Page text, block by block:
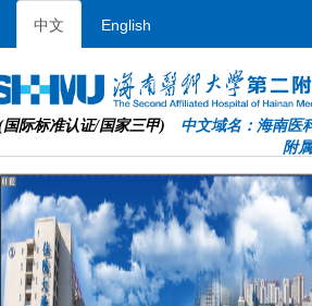
中文 English
国际标准认证/国家三甲) 中文域名：海南医
附